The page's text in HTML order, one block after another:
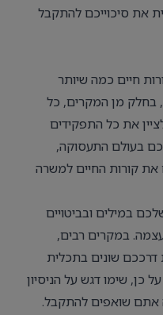
את סיכוייכם להתקבל
חיים כמה שיותר
בחלק מן המקרים, כל
את כל התפקידים
בעולם התעסוקה,
את קורות החיים למשרה
במילים ובביטויים
במקרים רבים,
שונים בתכלית
כן, שימו דגש על הניסיון
אתם שואפים להתקבל.